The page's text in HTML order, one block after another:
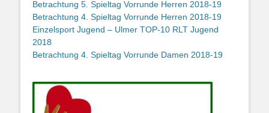
Betrachtung 5. Spieltag Vorrunde Herren 2018-19
Betrachtung 4. Spieltag Vorrunde Herren 2018-19
Einzelsport Jugend – Ulmer TOP-10 RLT Jugend
2018
Betrachtung 4. Spieltag Vorrunde Damen 2018-19